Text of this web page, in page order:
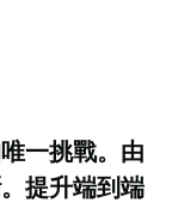
一挑戰。由
提升端到端